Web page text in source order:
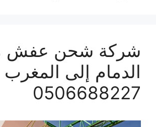
شركة شحن عفش
الدمام إلى المغرب
0506688227